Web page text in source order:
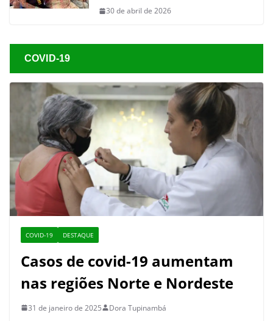
30 de abril de 2026
COVID-19
COVID-19 DESTAQUE
Casos de covid-19 aumentam
nas regiões Norte e Nordeste
31 de janeiro de 2025 Dora Tupinambá